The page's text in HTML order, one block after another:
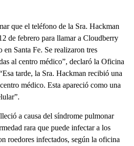
que el teléfono de la Sra. Hackman
de febrero para llamar a Cloudberry
Santa Fe. Se realizaron tres
al centro médico”, declaró la Oficina
tarde, la Sra. Hackman recibió una
médico. Esta apareció como una
a causa del síndrome pulmonar
rara que puede infectar a los
roedores infectados, según la oficina